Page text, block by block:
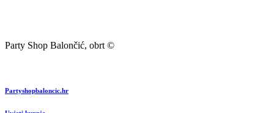
Party Shop Balončić, obrt ©
Partyshopbaloncic.hr